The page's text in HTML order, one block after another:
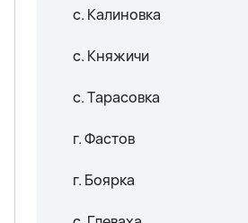
с. Калиновка
с. Княжичи
с. Тарасовка
г. Фастов
г. Боярка